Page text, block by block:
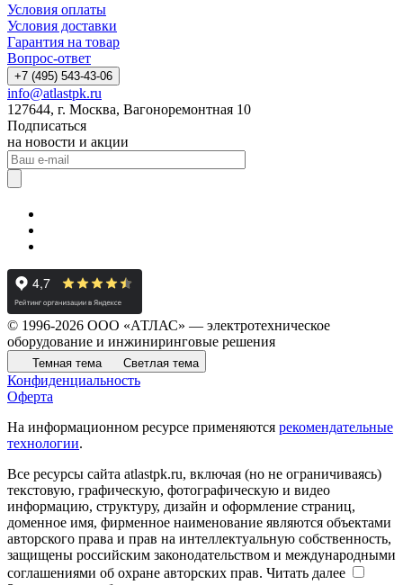
Условия оплаты
Условия доставки
Гарантия на товар
Вопрос-ответ
+7 (495) 543-43-06
info@atlastpk.ru
127644, г. Москва, Вагоноремонтная 10
Подписаться
на новости и акции
© 1996-2026 ООО «АТЛАС» — электротехническое
оборудование и инжиниринговые решения
Темная тема Светлая тема
Конфиденциальность
Оферта
На информационном ресурсе применяются рекомендательные
технологии.
Все ресурсы сайта atlastpk.ru, включая (но не ограничиваясь)
текстовую, графическую, фотографическую и видео
информацию, структуру, дизайн и оформление страниц,
доменное имя, фирменное наименование являются объектами
авторского права и прав на интеллектуальную собственность,
защищены российским законодательством и международными
соглашениями об охране авторских прав. Читать далее